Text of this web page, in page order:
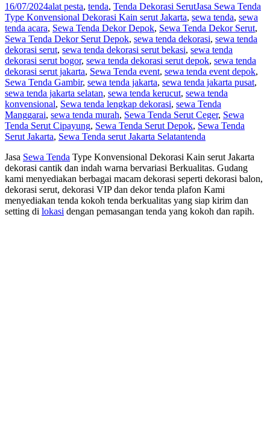
16/07/2024alat pesta, tenda, Tenda Dekorasi SerutJasa Sewa Tenda
Type Konvensional Dekorasi Kain serut Jakarta, sewa tenda, sewa
tenda acara, Sewa Tenda Dekor Depok, Sewa Tenda Dekor Serut,
Sewa Tenda Dekor Serut Depok, sewa tenda dekorasi, sewa tenda
dekorasi serut, sewa tenda dekorasi serut bekasi, sewa tenda
dekorasi serut bogor, sewa tenda dekorasi serut depok, sewa tenda
dekorasi serut jakarta, Sewa Tenda event, sewa tenda event depok,
Sewa Tenda Gambir, sewa tenda jakarta, sewa tenda jakarta pusat,
sewa tenda jakarta selatan, sewa tenda kerucut, sewa tenda
konvensional, Sewa tenda lengkap dekorasi, sewa Tenda
Manggarai, sewa tenda murah, Sewa Tenda Serut Ceger, Sewa
Tenda Serut Cipayung, Sewa Tenda Serut Depok, Sewa Tenda
Serut Jakarta, Sewa Tenda serut Jakarta Selatantenda
Jasa Sewa Tenda Type Konvensional Dekorasi Kain serut Jakarta
dekorasi cantik dan indah warna bervariasi Berkualitas. Gudang
kami menyediakan berbagai macam dekorasi seperti dekorasi balon,
dekorasi serut, dekorasi VIP dan dekor tenda plafon Kami
menyediakan tenda kokoh tenda berkualitas yang siap kirim dan
setting di lokasi dengan pemasangan tenda yang kokoh dan rapih.